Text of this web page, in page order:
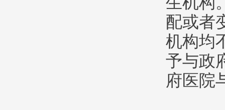
配或者
机构均
予与政
府医院